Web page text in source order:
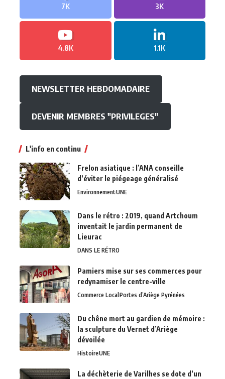
7K 3K
4.8K 1.1K
NEWSLETTER HEBDOMADAIRE
DEVENIR MEMBRES "PRIVILEGES"
L'info en continu
Frelon asiatique : l’ANA conseille
d’éviter le piégeage généralisé
EnvironnementUNE
Dans le rétro : 2019, quand Artchoum
inventait le jardin permanent de
Lieurac
DANS LE RÉTRO
Pamiers mise sur ses commerces pour
redynamiser le centre-ville
Commerce LocalPortes d’Ariège Pyrénées
Du chêne mort au gardien de mémoire :
la sculpture du Vernet d’Ariège
dévoilée
HistoireUNE
La déchèterie de Varilhes se dote d’un